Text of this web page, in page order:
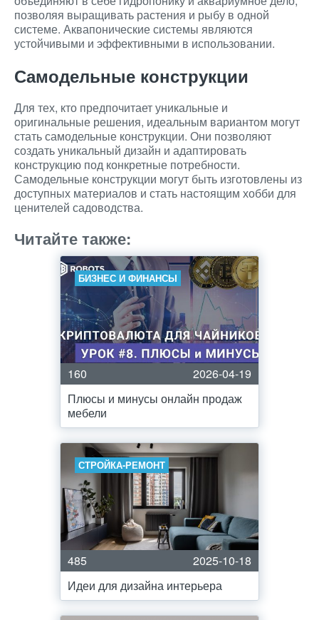
позволяя выращивать растения и рыбу в одной
системе. Аквапонические системы являются
устойчивыми и эффективными в использовании.
Самодельные конструкции
Для тех, кто предпочитает уникальные и
оригинальные решения, идеальным вариантом могут
стать самодельные конструкции. Они позволяют
создать уникальный дизайн и адаптировать
конструкцию под конкретные потребности.
Самодельные конструкции могут быть изготовлены из
доступных материалов и стать настоящим хобби для
ценителей садоводства.
Читайте также:
БИЗНЕС И ФИНАНСЫ
160
2026-04-19
Плюсы и минусы онлайн продаж
мебели
СТРОЙКА-РЕМОНТ
485
2025-10-18
Идеи для дизайна интерьера